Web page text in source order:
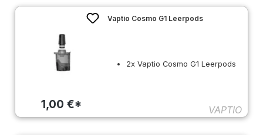
1,00 €*
Vaptio Cosmo G1 Leerpods
2x Vaptio Cosmo G1 Leerpods
VAPTIO